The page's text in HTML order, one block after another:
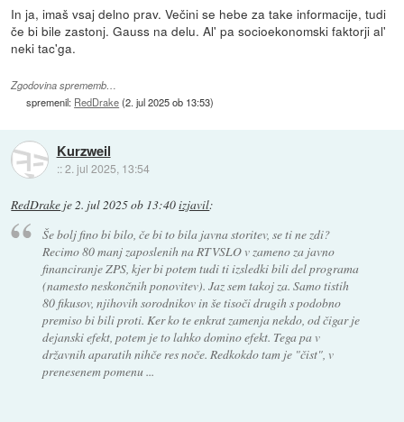
In ja, imaš vsaj delno prav. Večini se hebe za take informacije, tudi
če bi bile zastonj. Gauss na delu. Al' pa socioekonomski faktorji al'
neki tac'ga.
Zgodovina sprememb…
spremenil: RedDrake(2. jul 2025 ob 13:53)
Kurzweil
::2. jul 2025, 13:54
RedDrake je2. jul 2025 ob 13:40izjavil:
Še bolj fino bi bilo, če bi to bila javna storitev, se ti ne zdi?
Recimo 80 manj zaposlenih na RTVSLO v zameno za javno
financiranje ZPS, kjer bi potem tudi ti izsledki bili del programa
(namesto neskončnih ponovitev). Jaz sem takoj za. Samo tistih
80 fikusov, njihovih sorodnikov in še tisoči drugih s podobno
premiso bi bili proti. Ker ko te enkrat zamenja nekdo, od čigar je
dejanski efekt, potem je to lahko domino efekt. Tega pa v
državnih aparatih nihče res noče. Redkokdo tam je "čist", v
prenesenem pomenu ...